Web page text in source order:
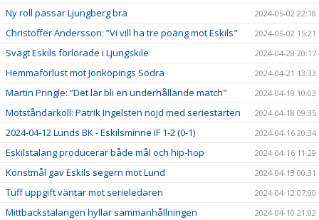
Ny roll passar Ljungberg bra 2024-05-02 22:18
Christoffer Andersson: ”Vi vill ha tre poäng mot Eskils" 2024-05-02 15:21
Svagt Eskils förlorade i Ljungskile 2024-04-28 20:17
Hemmaförlust mot Jönköpings Södra 2024-04-21 13:33
Martin Pringle: ”Det lär bli en underhållande match" 2024-04-19 10:03
Motståndarkoll: Patrik Ingelsten nöjd med seriestarten 2024-04-18 09:35
2024-04-12 Lunds BK - Eskilsminne IF 1-2 (0-1) 2024-04-16 20:34
Eskilstalang producerar både mål och hip-hop 2024-04-16 11:29
Konstmål gav Eskils segern mot Lund 2024-04-13 00:31
Tuff uppgift väntar mot serieledaren 2024-04-12 07:00
Mittbackstalangen hyllar sammanhållningen 2024-04-10 21:02